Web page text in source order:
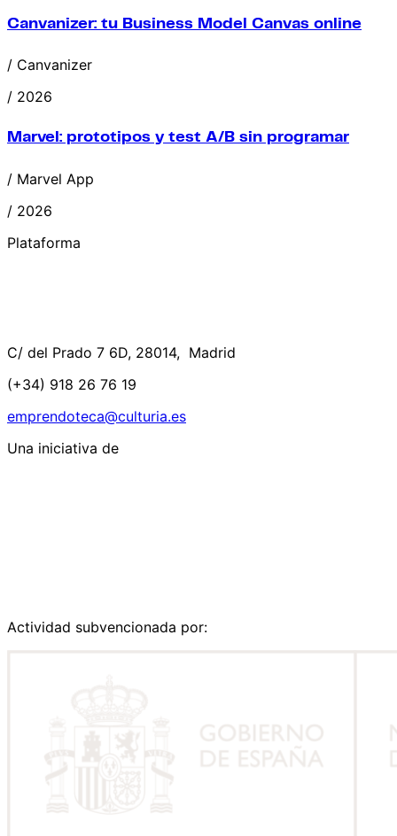
Canvanizer: tu Business Model Canvas online
/ Canvanizer
/ 2026
Marvel: prototipos y test A/B sin programar
/ Marvel App
/ 2026
Plataforma
C/ del Prado 7 6D, 28014, Madrid
(+34) 918 26 76 19
emprendoteca@culturia.es
Una iniciativa de
Actividad subvencionada por: